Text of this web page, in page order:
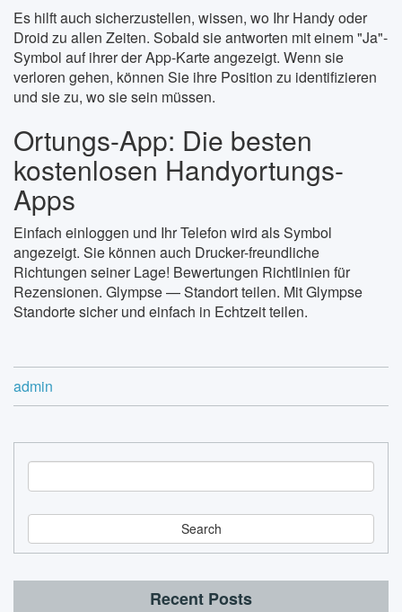
Es hilft auch sicherzustellen, wissen, wo Ihr Handy oder
Droid zu allen Zeiten. Sobald sie antworten mit einem "Ja"-
Symbol auf ihrer der App-Karte angezeigt. Wenn sie
verloren gehen, können Sie ihre Position zu identifizieren
und sie zu, wo sie sein müssen.
Ortungs-App: Die besten
kostenlosen Handyortungs-
Apps
Einfach einloggen und Ihr Telefon wird als Symbol
angezeigt. Sie können auch Drucker-freundliche
Richtungen seiner Lage! Bewertungen Richtlinien für
Rezensionen. Glympse — Standort teilen. Mit Glympse
Standorte sicher und einfach in Echtzeit teilen.
admin
e
a
r
c
Recent Posts